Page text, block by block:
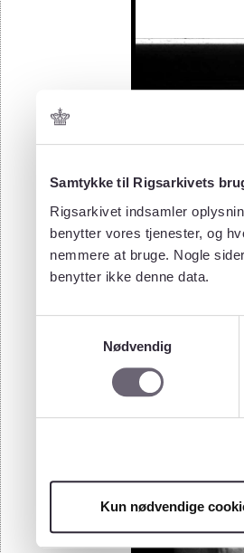
Samtykke til Rigsarkivets
Rigsarkivet indsamler
benytter vores tjenester, og
nemmere at bruge. Nogle
benytter ikke denne data.
Nødvendig
Kun nødvendige